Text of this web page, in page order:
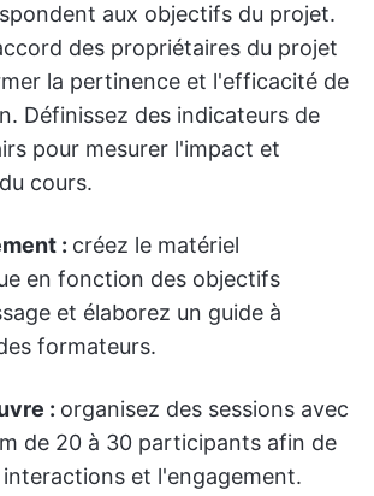
aux objectifs du projet.
des propriétaires du projet
la pertinence et l'efficacité de
Définissez des indicateurs de
pour mesurer l'impact et
cours.
: créez le matériel
en fonction des objectifs
et élaborez un guide à
formateurs.
: organisez des sessions avec
de 20 à 30 participants afin de
et l'engagement.